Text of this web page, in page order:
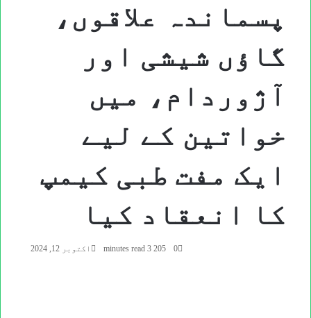
پسماندہ علاقوں،
گاؤں شیشی اور
آژوردام، میں
خواتین کے لیے
ایک مفت طبی کیمپ
کا انعقاد کیا
اکتوبر 12, 2024 0